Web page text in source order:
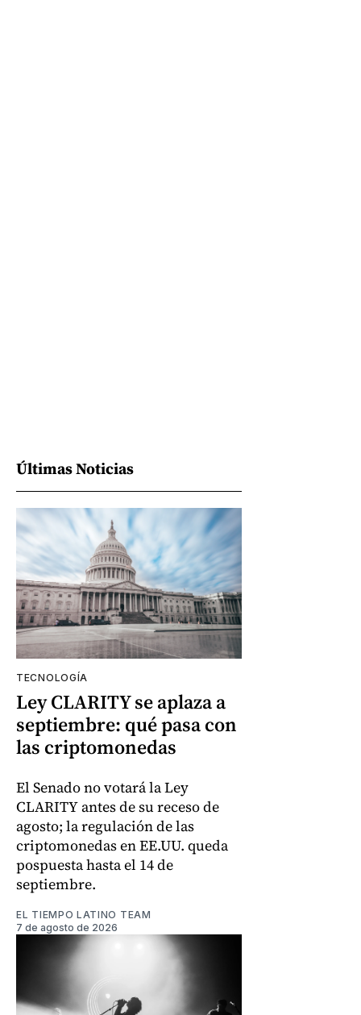
Últimas Noticias
TECNOLOGÍA
Ley CLARITY se aplaza a
septiembre: qué pasa con
las criptomonedas
El Senado no votará la Ley
CLARITY antes de su receso de
agosto; la regulación de las
criptomonedas en EE.UU. queda
pospuesta hasta el 14 de
septiembre.
EL TIEMPO LATINO TEAM
7 de agosto de 2026